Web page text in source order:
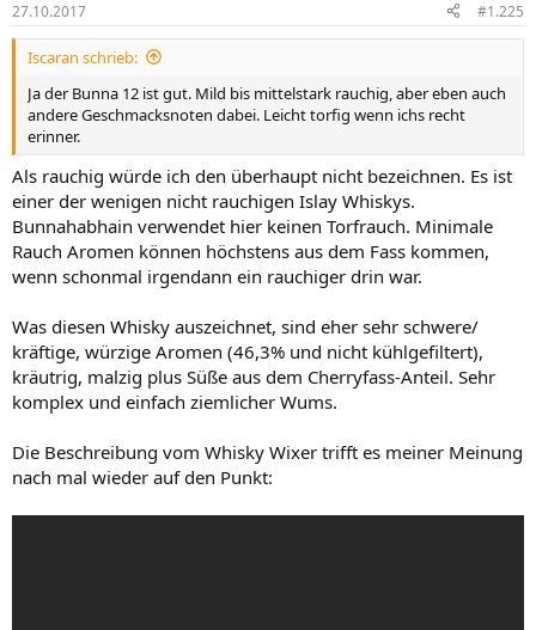
27.10.2017 #1.225
Iscaran schrieb:
Ja der Bunna 12 ist gut. Mild bis mittelstark rauchig, aber eben auch
andere Geschmacksnoten dabei. Leicht torfig wenn ichs recht
erinner.
Als rauchig würde ich den überhaupt nicht bezeichnen. Es ist
einer der wenigen nicht rauchigen Islay Whiskys.
Bunnahabhain verwendet hier keinen Torfrauch. Minimale
Rauch Aromen können höchstens aus dem Fass kommen,
wenn schonmal irgendann ein rauchiger drin war.
Was diesen Whisky auszeichnet, sind eher sehr schwere/
kräftige, würzige Aromen (46,3% und nicht kühlgefiltert),
kräutrig, malzig plus Süße aus dem Cherryfass-Anteil. Sehr
komplex und einfach ziemlicher Wums.
Die Beschreibung vom Whisky Wixer trifft es meiner Meinung
nach mal wieder auf den Punkt: